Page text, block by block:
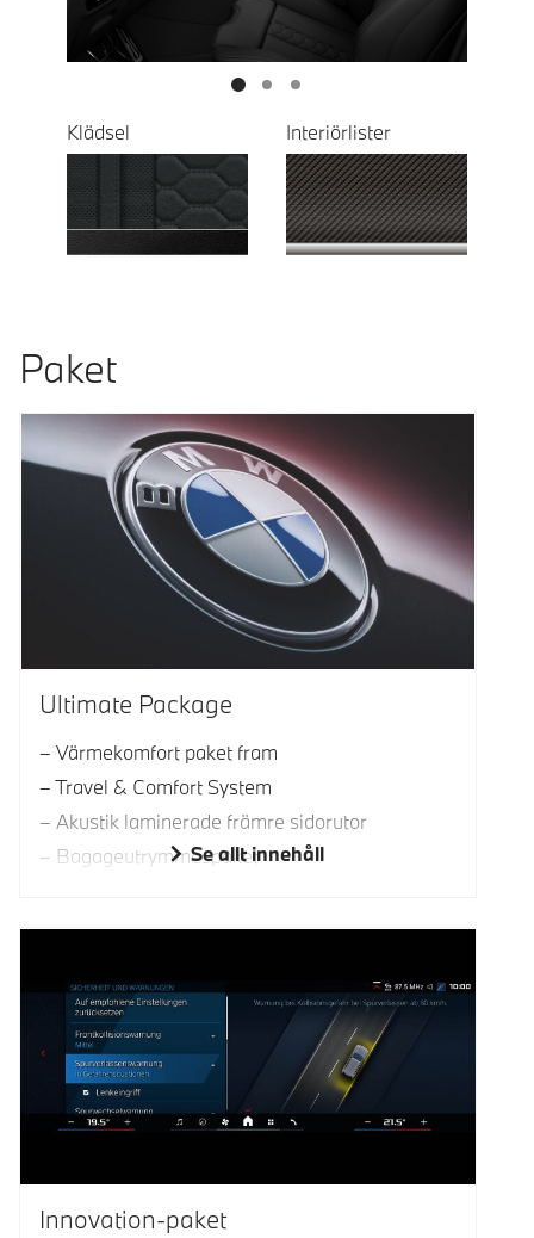
Klädsel Interiörlister
Paket
Ultimate Package
Värmekomfort paket fram
Travel & Comfort System
Akustik laminerade främre sidorutor
BagageutrymmespaketSe allt innehåll
Innovation-paket